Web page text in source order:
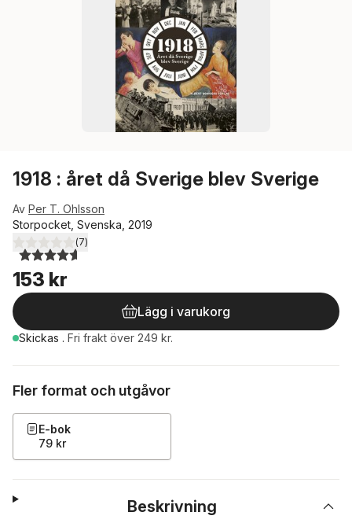
1918 : året då Sverige blev Sverige
Av Per T. Ohlsson
Storpocket, Svenska, 2019
4,6utav 5 stjärnor. Totalt antal röster:
(7)
153 kr
Lägg i varukorg
Skickas . Fri frakt över 249 kr.
Fler format och utgåvor
E-bok
79 kr
Beskrivning